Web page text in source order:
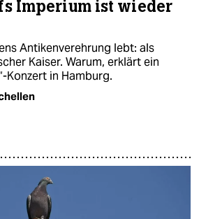
Imperium ist wieder
Antikenverehrung lebt: als
Kaiser. Warum, erklärt ein
Konzert in Hamburg.